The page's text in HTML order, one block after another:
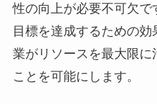
性の向上が必要不可欠
目標を達成するための
業がリソースを最大限に
ことを可能にします。